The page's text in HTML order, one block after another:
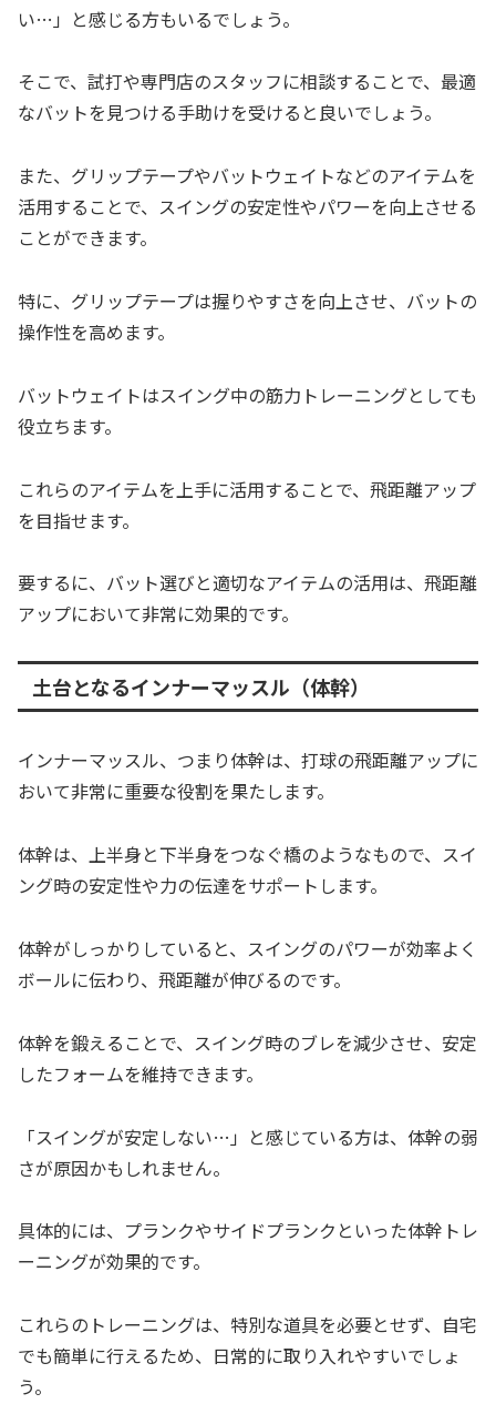
い…」と感じる方もいるでしょう。
そこで、試打や専門店のスタッフに相談することで、最適
なバットを見つける手助けを受けると良いでしょう。
また、グリップテープやバットウェイトなどのアイテムを
活用することで、スイングの安定性やパワーを向上させる
ことができます。
特に、グリップテープは握りやすさを向上させ、バットの
操作性を高めます。
バットウェイトはスイング中の筋力トレーニングとしても
役立ちます。
これらのアイテムを上手に活用することで、飛距離アップ
を目指せます。
要するに、バット選びと適切なアイテムの活用は、飛距離
アップにおいて非常に効果的です。
土台となるインナーマッスル（体幹）
インナーマッスル、つまり体幹は、打球の飛距離アップに
おいて非常に重要な役割を果たします。
体幹は、上半身と下半身をつなぐ橋のようなもので、スイ
ング時の安定性や力の伝達をサポートします。
体幹がしっかりしていると、スイングのパワーが効率よく
ボールに伝わり、飛距離が伸びるのです。
体幹を鍛えることで、スイング時のブレを減少させ、安定
したフォームを維持できます。
「スイングが安定しない…」と感じている方は、体幹の弱
さが原因かもしれません。
具体的には、プランクやサイドプランクといった体幹トレ
ーニングが効果的です。
これらのトレーニングは、特別な道具を必要とせず、自宅
でも簡単に行えるため、日常的に取り入れやすいでしょ
う。